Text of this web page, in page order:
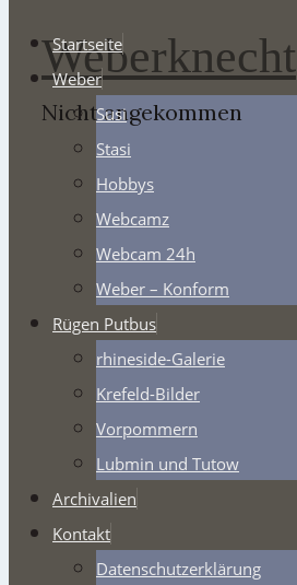
Weberknecht
Nicht angekommen
Startseite
Weber
Susi
Stasi
Hobbys
Webcamz
Webcam 24h
Weber – Konform
Rügen Putbus
rhineside-Galerie
Krefeld-Bilder
Vorpommern
Lubmin und Tutow
Archivalien
Kontakt
Datenschutzerklärung